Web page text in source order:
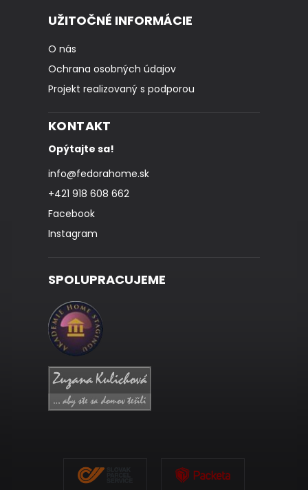
UŽITOČNÉ INFORMÁCIE
O nás
Ochrana osobných údajov
Projekt realizovaný s podporou
KONTAKT
Opýtajte sa!
info@fedorahome.sk
+421 918 608 662
Facebook
Instagram
SPOLUPRACUJEME